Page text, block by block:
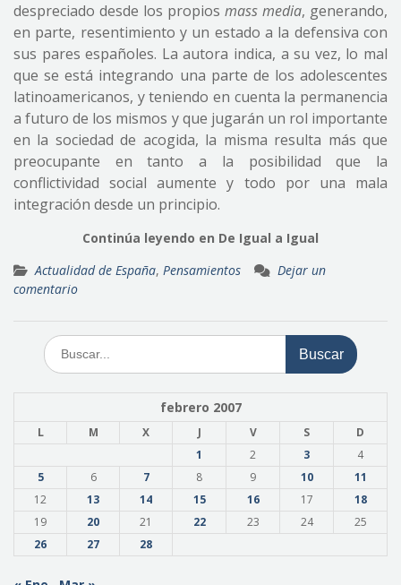
despreciado desde los propios mass media, generando,
en parte, resentimiento y un estado a la defensiva con
sus pares españoles. La autora indica, a su vez, lo mal
que se está integrando una parte de los adolescentes
latinoamericanos, y teniendo en cuenta la permanencia
a futuro de los mismos y que jugarán un rol importante
en la sociedad de acogida, la misma resulta más que
preocupante en tanto a la posibilidad que la
conflictividad social aumente y todo por una mala
integración desde un principio.
Continúa leyendo en De Igual a Igual
Actualidad de España, Pensamientos
Dejar un
comentario
Buscar:
febrero 2007
L M X J V S
D
1
2 3
4
5
6 7 8 9 10
11
12
13 14 15 16 17
18
19
20 21 22 23 24
25
26
27 28